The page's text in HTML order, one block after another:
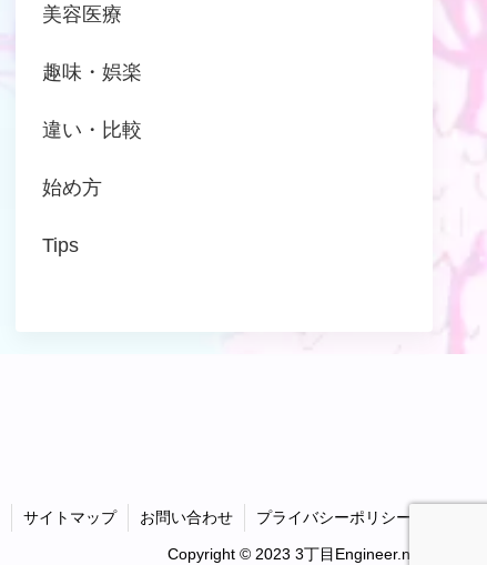
美容医療
趣味・娯楽
違い・比較
始め方
Tips
サイトマップ お問い合わせ プライバシーポリシー
Copyright © 2023 3丁目Engineer.net